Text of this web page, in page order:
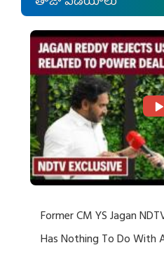
Former CM YS Jagan
Has Nothing To Do With